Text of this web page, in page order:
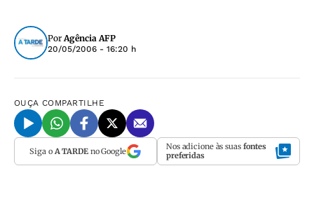
PorAgência AFP
20/05/2006 - 16:20 h
OUÇA COMPARTILHE
Siga o A TARDEno Google Nos adicione às suas fontes
preferidas